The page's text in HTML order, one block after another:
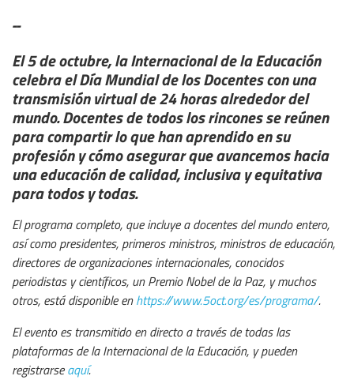
--
El 5 de octubre, la Internacional de la Educación
celebra el Día Mundial de los Docentes con una
transmisión virtual de 24 horas alrededor del
mundo. Docentes de todos los rincones se reúnen
para compartir lo que han aprendido en su
profesión y cómo asegurar que avancemos hacia
una educación de calidad, inclusiva y equitativa
para todos y todas.
El programa completo, que incluye a docentes del mundo entero,
así como presidentes, primeros ministros, ministros de educación,
directores de organizaciones internacionales, conocidos
periodistas y científicos, un Premio Nobel de la Paz, y muchos
otros, está disponible en https://www.5oct.org/es/programa/.
El evento es transmitido en directo a través de todas las
plataformas de la Internacional de la Educación, y pueden
registrarse aquí.